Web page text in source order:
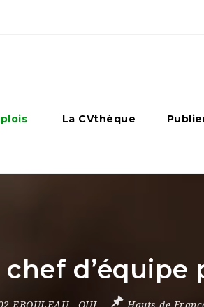
La CVthèque
d’équipe